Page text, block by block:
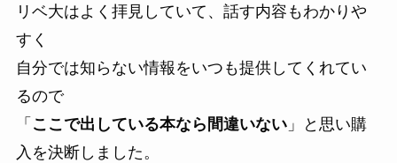
リベ大はよく拝見していて、話す内容もわかりや
すく
自分では知らない情報をいつも提供してくれてい
るので
「 ここで出している本なら間違いない」と思い購
入を決断しました。